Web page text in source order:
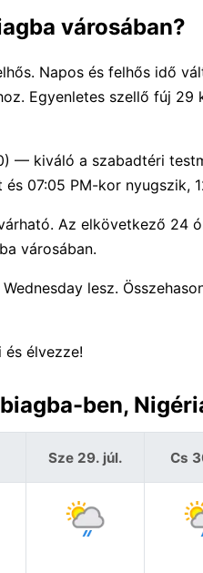
városában?
Napos és felhős idő
Egyenletes szellő fúj 29
— kiváló a szabadtéri
07:05 PM-kor
Az elkövetkező 24
városában.
lesz.
élvezze!
ben,
Sze 29. júl. Cs